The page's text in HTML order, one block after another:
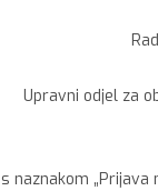
Upravni odjel za
s naznakom „Prijava